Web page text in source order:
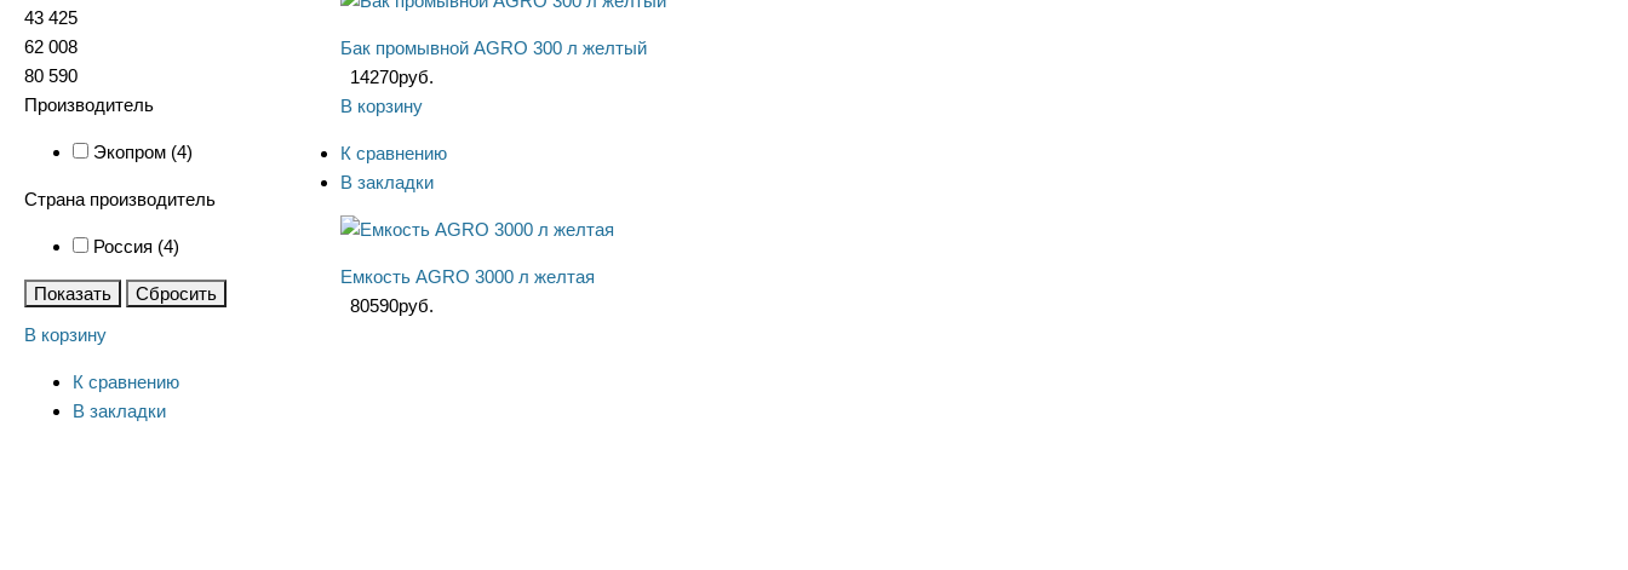
43 425
62 008
80 590
Производитель
Экопром (4)
Страна производитель
Россия (4)
Показать Сбросить
Бак промывной AGRO 300 л желтый
14270руб.
В корзину
К сравнению
В закладки
Емкость AGRO 3000 л желтая
80590руб.
В корзину
К сравнению
В закладки